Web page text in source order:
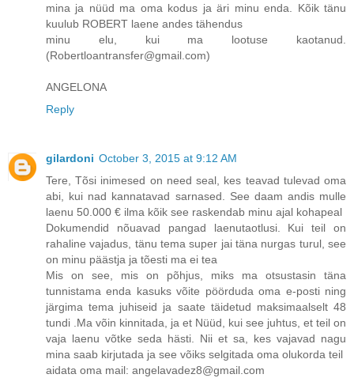
mina ja nüüd ma oma kodus ja äri minu enda. Kõik tänu
kuulub ROBERT laene andes tähendus
minu elu, kui ma lootuse kaotanud.
(Robertloantransfer@gmail.com)
ANGELONA
Reply
gilardoni October 3, 2015 at 9:12 AM
Tere, Tõsi inimesed on need seal, kes teavad tulevad oma
abi, kui nad kannatavad sarnased. See daam andis mulle
laenu 50.000 € ilma kõik see raskendab minu ajal kohapeal
Dokumendid nõuavad pangad laenutaotlusi. Kui teil on
rahaline vajadus, tänu tema super jai täna nurgas turul, see
on minu päästja ja tõesti ma ei tea
Mis on see, mis on põhjus, miks ma otsustasin täna
tunnistama enda kasuks võite pöörduda oma e-posti ning
järgima tema juhiseid ja saate täidetud maksimaalselt 48
tundi .Ma võin kinnitada, ja et Nüüd, kui see juhtus, et teil on
vaja laenu võtke seda hästi. Nii et sa, kes vajavad nagu
mina saab kirjutada ja see võiks selgitada oma olukorda teil
aidata oma mail: angelavadez8@gmail.com